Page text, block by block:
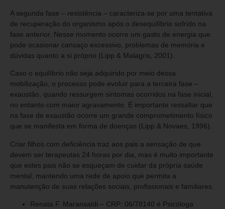
A segunda fase – resistência – caracteriza-se por uma tentativa
de recuperação do organismo após o desequilíbrio sofrido na
fase anterior. Nesse momento ocorre um gasto de energia que
pode ocasionar cansaço excessivo, problemas de memória e
dúvidas quanto a si próprio (Lipp & Malagris, 2001).
Caso o equilíbrio não seja adquirido por meio dessa
mobilização, o processo pode evoluir para a terceira fase –
exaustão, quando ressurgem sintomas ocorridos na fase inicial,
no entanto com maior agravamento. É importante ressaltar que
na fase de exaustão ocorre um grande comprometimento físico
que se manifesta em forma de doenças (Lipp & Novaes, 1996).
Criar filhos com deficiência traz aos pais a sensação de que
devem ser terapeutas 24 horas por dia, mas é muito importante
que estes pais não se esqueçam de cuidar da própria saúde
mental, mantendo uma rede de apoio que permita a
manutenção de suas relações sociais, profissionais e familiares.
Renata F. Maransaldi – CRP: 06/78140 é Psicóloga